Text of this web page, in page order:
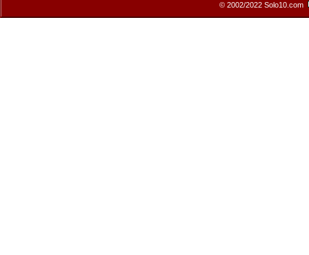
© 2002/2022 Solo10.com